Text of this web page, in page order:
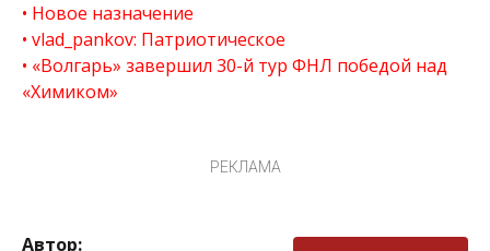
Новое назначение
vlad_pankov: Патриотическое
«Волгарь» завершил 30-й тур ФНЛ победой над
«Химиком»
РЕКЛАМА
Автор: